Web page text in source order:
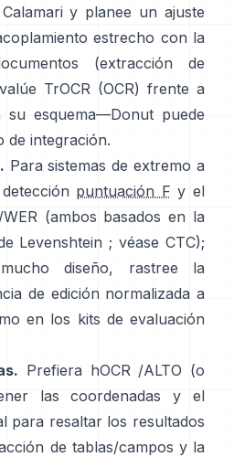
Calamari y planee un ajuste
estrecho con la
(extracción de
TrOCR (OCR) frente a
su esquema—Donut puede
de integración.
Para sistemas de extremo a
puntuación F y el
(ambos basados en la
Levenshtein ; véase CTC);
diseño, rastree la
de edición normalizada a
en los kits de evaluación
Prefiera hOCR /ALTO (o
las coordenadas y el
para resaltar los resultados
de tablas/campos y la